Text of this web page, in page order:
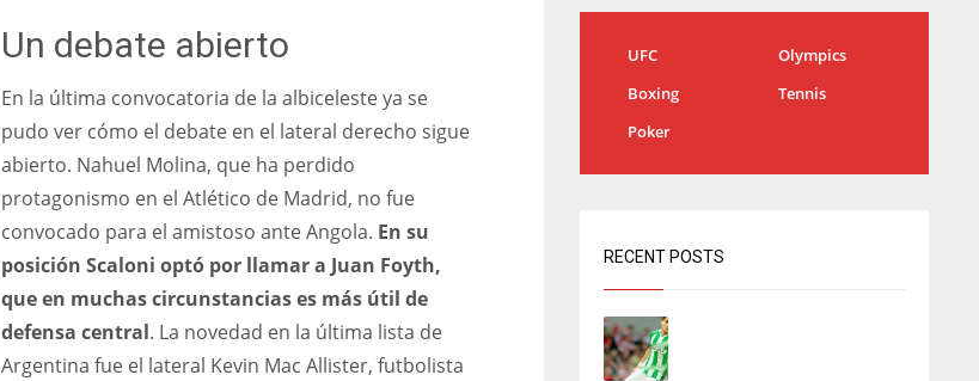
Un debate abierto
En la última convocatoria de la albiceleste ya se
pudo ver cómo el debate en el lateral derecho sigue
abierto. Nahuel Molina, que ha perdido
protagonismo en el Atlético de Madrid, no fue
convocado para el amistoso ante Angola. En su
posición Scaloni optó por llamar a Juan Foyth,
que en muchas circunstancias es más útil de
defensa central. La novedad en la última lista de
Argentina fue el lateral Kevin Mac Allister, futbolista
UFC
Olympics
Boxing
Tennis
Poker
RECENT POSTS